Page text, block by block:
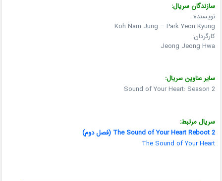
سازندگان سریال:
نویسنده:
Koh Nam Jung – Park Yeon Kyung
کارگردان:
Jeong Jeong Hwa
سایر عناوین سریال:
Sound of Your Heart: Season 2
سریال مرتبط:
The Sound of Your Heart Reboot 2 (فصل دوم)
The Sound of Your Heart